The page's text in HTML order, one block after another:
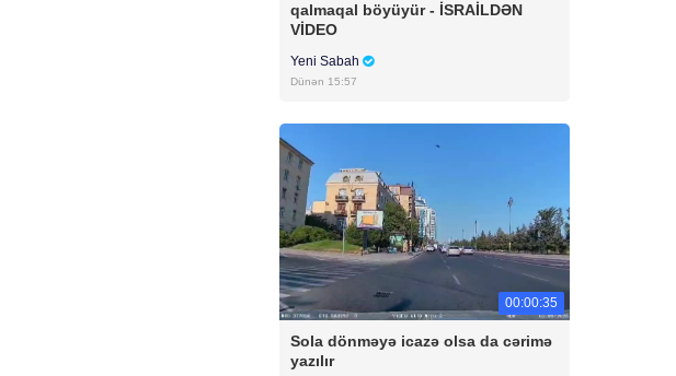
qalmaqal böyüyür - İSRAİLDƏN
VİDEO
Yeni Sabah
Dünən 15:57
00:00:35
Sola dönməyə icazə olsa da cərimə
yazılır